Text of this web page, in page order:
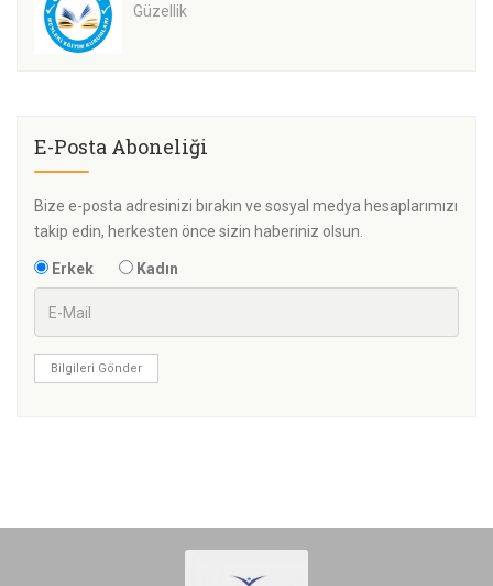
Güzellik
E-Posta Aboneliği
Bize e-posta adresinizi bırakın ve sosyal medya hesaplarımızı
takip edin, herkesten önce sizin haberiniz olsun.
Erkek Kadın
Bilgileri Gönder